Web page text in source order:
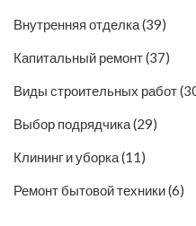
Внутренняя отделка(39)
Капитальный ремонт(37)
Виды строительных работ
Выбор подрядчика(29)
Клининг и уборка(11)
Ремонт бытовой техники(6)